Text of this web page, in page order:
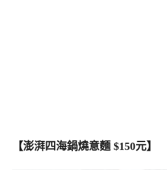
【澎湃四海鍋燒意麵 $150元】